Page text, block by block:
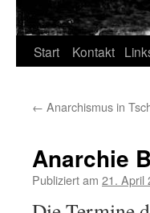
Zum
springen
Start Kontakt
← Anarchismus in
Anarchie
Publiziert am 21. April